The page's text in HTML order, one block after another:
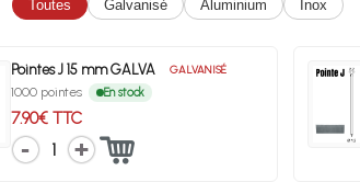
Toutes Galvanisé Aluminium Inox
Pointes J 15 mm GALVA GALVANISÉ
1000 pointes En stock
7.90€ TTC
1